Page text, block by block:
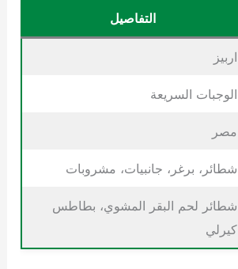
التفاصيل
اربيز
الوجبات السريعة
مصر
شطائر، برغر، جانبيات، مشروبات
شطائر لحم البقر المشوي، بطاطس
كيرلي